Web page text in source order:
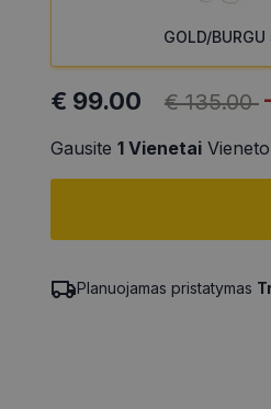
GOLD/BURGU
€ 99.00 € 135.00
Gausite 1 Vienetai
Planuojamas pristatymas